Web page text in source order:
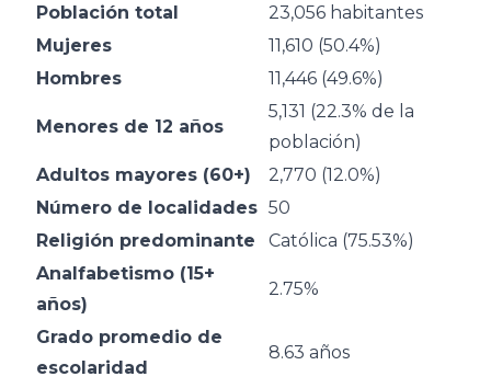
Población total
23,056 habitantes
Mujeres
11,610 (50.4%)
Hombres
11,446 (49.6%)
Menores de 12 años
5,131 (22.3% de la
población)
Adultos mayores (60+)
2,770 (12.0%)
Número de localidades 50
Religión predominante
Católica (75.53%)
Analfabetismo (15+
años)
2.75%
Grado promedio de
escolaridad
8.63 años